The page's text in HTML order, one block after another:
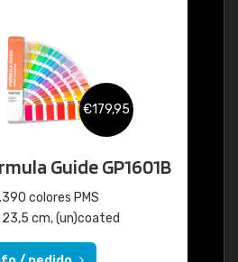
€179,95
Guide GP1601B
colores PMS
cm, (un)coated